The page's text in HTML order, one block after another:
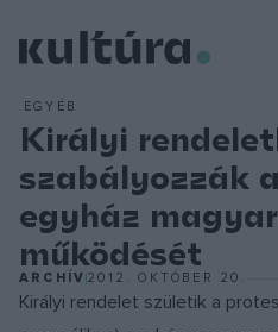
EGYÉB
Királyi
szabályozzák
egyház
működését
ARCHÍV2012. OKTÓBER 20.
Királyi rendelet születik a